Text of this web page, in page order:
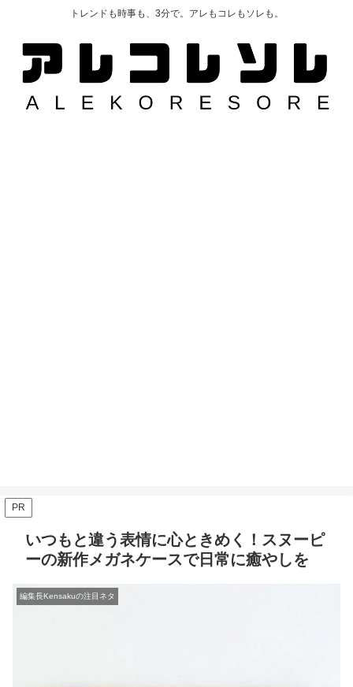
トレンドも時事も、3分で。アレもコレもソレも。
PR
いつもと違う表情に心ときめく！スヌーピ
ーの新作メガネケースで日常に癒やしを
編集長Kensakuの注目ネタ